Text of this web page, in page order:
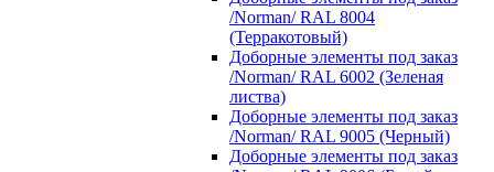
/Norman/ RAL 8004
(Терракотовый)
Доборные элементы под заказ
/Norman/ RAL 6002 (Зеленая
листва)
Доборные элементы под заказ
/Norman/ RAL 9005 (Черный)
Доборные элементы под заказ